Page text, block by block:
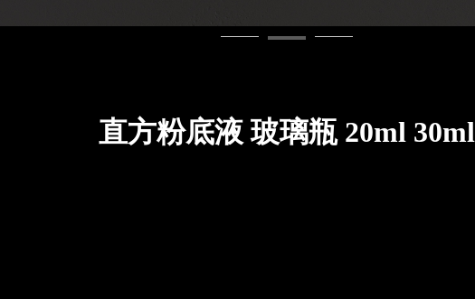
直方粉底液 玻璃瓶 20ml 30ml